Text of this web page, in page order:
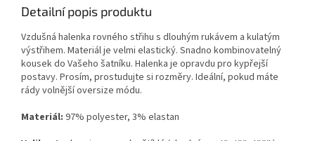
Detailní popis produktu
Vzdušná halenka rovného střihu s dlouhým rukávem a kulatým
výstřihem. Materiál je velmi elastický. Snadno kombinovatelný
kousek do Vašeho šatníku. Halenka je opravdu pro kypřejší
postavy. Prosím, prostudujte si rozměry. Ideální, pokud máte
rády volnější oversize módu.
Materiál: 97% polyester, 3% elastan